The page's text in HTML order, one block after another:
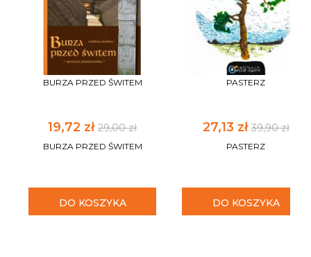
BURZA PRZED ŚWITEM
19,72 zł 29,00 zł
BURZA PRZED ŚWITEM
DO KOSZYKA
PASTERZ
27,13 zł39,90 zł
PASTERZ
DO KOSZYKA